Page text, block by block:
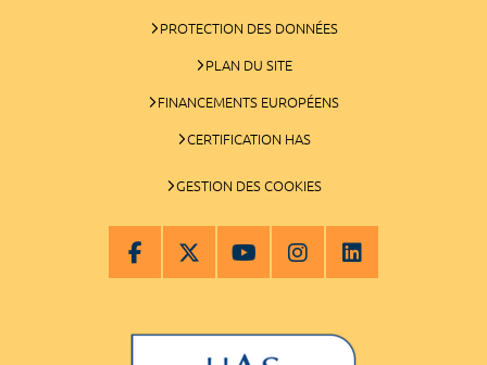
PROTECTION DES DONNÉES
PLAN DU SITE
FINANCEMENTS EUROPÉENS
CERTIFICATION HAS
GESTION DES COOKIES